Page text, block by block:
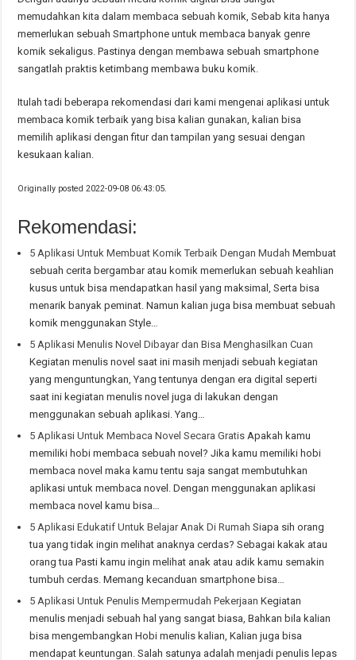
memudahkan kita dalam membaca sebuah komik, Sebab kita hanya
memerlukan sebuah Smartphone untuk membaca banyak genre
komik sekaligus. Pastinya dengan membawa sebuah smartphone
sangatlah praktis ketimbang membawa buku komik.
Itulah tadi beberapa rekomendasi dari kami mengenai aplikasi untuk
membaca komik terbaik yang bisa kalian gunakan, kalian bisa
memilih aplikasi dengan fitur dan tampilan yang sesuai dengan
kesukaan kalian.
Originally posted 2022-09-08 06:43:05.
Rekomendasi:
5 Aplikasi Untuk Membuat Komik Terbaik Dengan Mudah Membuat
sebuah cerita bergambar atau komik memerlukan sebuah keahlian
kusus untuk bisa mendapatkan hasil yang maksimal, Serta bisa
menarik banyak peminat. Namun kalian juga bisa membuat sebuah
komik menggunakan Style…
5 Aplikasi Menulis Novel Dibayar dan Bisa Menghasilkan Cuan
Kegiatan menulis novel saat ini masih menjadi sebuah kegiatan
yang menguntungkan, Yang tentunya dengan era digital seperti
saat ini kegiatan menulis novel juga di lakukan dengan
menggunakan sebuah aplikasi. Yang…
5 Aplikasi Untuk Membaca Novel Secara Gratis Apakah kamu
memiliki hobi membaca sebuah novel? Jika kamu memiliki hobi
membaca novel maka kamu tentu saja sangat membutuhkan
aplikasi untuk membaca novel. Dengan menggunakan aplikasi
membaca novel kamu bisa…
5 Aplikasi Edukatif Untuk Belajar Anak Di Rumah Siapa sih orang
tua yang tidak ingin melihat anaknya cerdas? Sebagai kakak atau
orang tua Pasti kamu ingin melihat anak atau adik kamu semakin
tumbuh cerdas. Memang kecanduan smartphone bisa…
5 Aplikasi Untuk Penulis Mempermudah Pekerjaan Kegiatan
menulis menjadi sebuah hal yang sangat biasa, Bahkan bila kalian
bisa mengembangkan Hobi menulis kalian, Kalian juga bisa
mendapat keuntungan. Salah satunya adalah menjadi penulis lepas